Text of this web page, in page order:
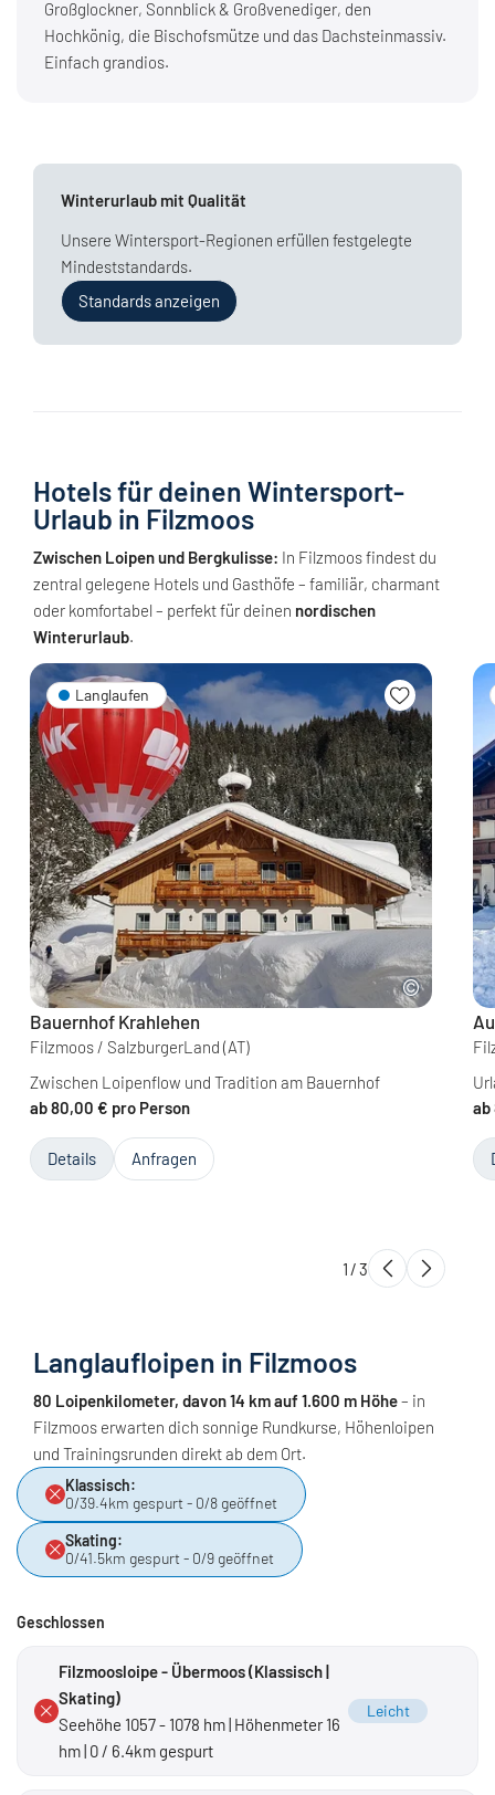
Großglockner, Sonnblick & Großvenediger, den
Hochkönig, die Bischofsmütze und das Dachsteinmassiv.
Einfach grandios.
Winterurlaub mit Qualität
Unsere Wintersport-Regionen erfüllen festgelegte
Mindeststandards.
Standards anzeigen
Hotels für deinen Wintersport-
Urlaub in Filzmoos
Zwischen Loipen und Bergkulisse: In Filzmoos findest du
zentral gelegene Hotels und Gasthöfe – familiär, charmant
oder komfortabel – perfekt für deinen nordischen
Winterurlaub.
Langlaufen
Bauernhof Krahlehen
Filzmoos / SalzburgerLand (AT)
Zwischen Loipenflow und Tradition am Bauernhof
ab 80,00 € pro Person
Details Anfragen
ab
1 /3
Langlaufloipen in Filzmoos
80 Loipenkilometer, davon 14 km auf 1.600 m Höhe– in
Filzmoos erwarten dich sonnige Rundkurse, Höhenloipen
und Trainingsrunden direkt ab dem Ort.
Klassisch:
0/39.4km gespurt - 0/8 geöffnet
Skating:
0/41.5km gespurt - 0/9 geöffnet
Geschlossen
Filzmoosloipe - Übermoos (Klassisch |
Skating)
Seehöhe 1057 - 1078 hm | Höhenmeter 16
hm | 0 / 6.4km gespurt
Leicht